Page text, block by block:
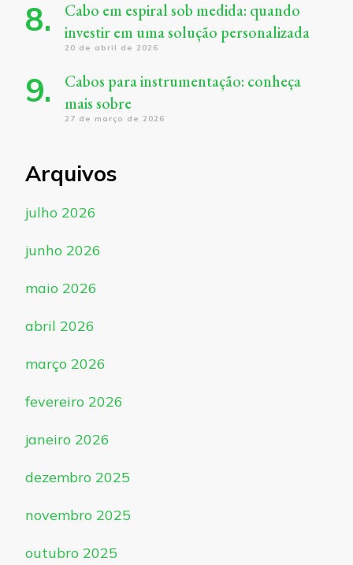
Cabo em espiral sob medida: quando
investir em uma solução personalizada
20 de abril de 2026
Cabos para instrumentação: conheça
mais sobre
27 de março de 2026
Arquivos
julho 2026
junho 2026
maio 2026
abril 2026
março 2026
fevereiro 2026
janeiro 2026
dezembro 2025
novembro 2025
outubro 2025